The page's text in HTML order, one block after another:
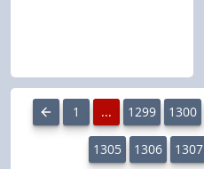
1 ... 1299 1300
1305 1306 1307